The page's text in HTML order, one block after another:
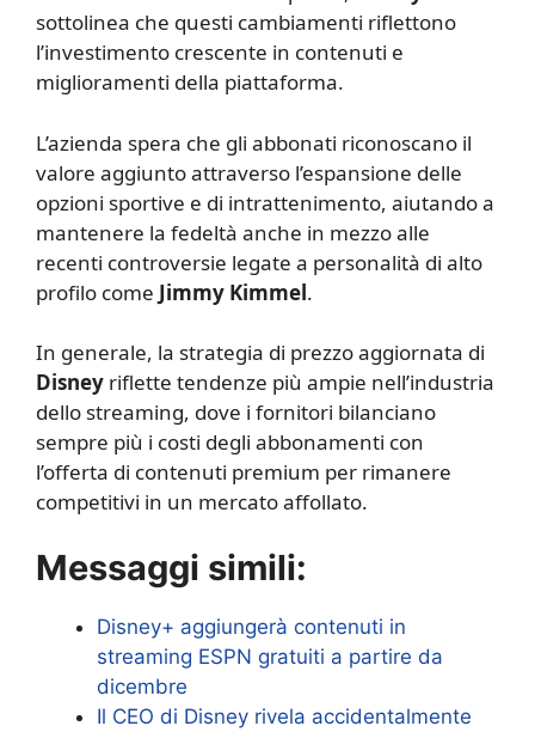
sottolinea che questi cambiamenti riflettono
l’investimento crescente in contenuti e
miglioramenti della piattaforma.
L’azienda spera che gli abbonati riconoscano il
valore aggiunto attraverso l’espansione delle
opzioni sportive e di intrattenimento, aiutando a
mantenere la fedeltà anche in mezzo alle
recenti controversie legate a personalità di alto
profilo come Jimmy Kimmel.
In generale, la strategia di prezzo aggiornata di
Disney riflette tendenze più ampie nell’industria
dello streaming, dove i fornitori bilanciano
sempre più i costi degli abbonamenti con
l’offerta di contenuti premium per rimanere
competitivi in un mercato affollato.
Messaggi simili:
Disney+ aggiungerà contenuti in
streaming ESPN gratuiti a partire da
dicembre
Il CEO di Disney rivela accidentalmente